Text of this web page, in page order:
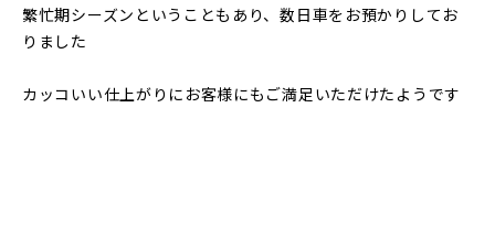
繁忙期シーズンということもあり、数日車をお預かりしてお
りました
カッコいい仕上がりにお客様にもご満足いただけたようです